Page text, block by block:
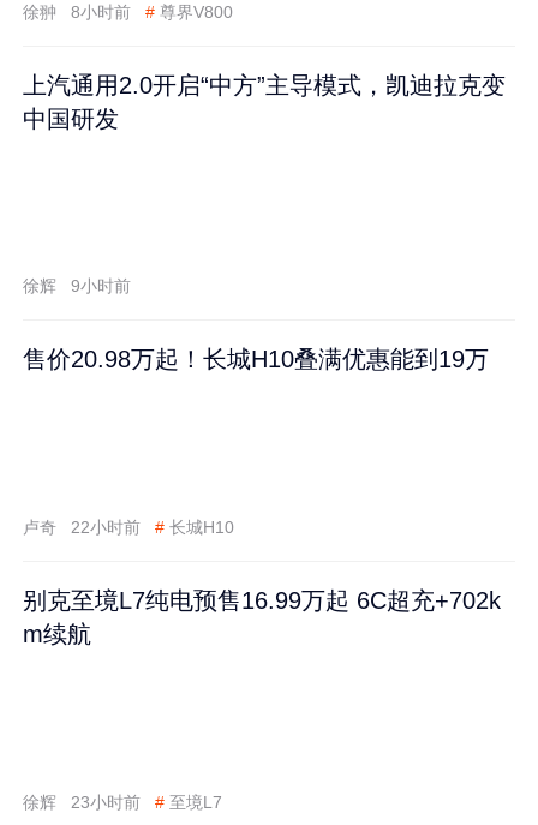
徐翀 8小时前 # 尊界V800
上汽通用2.0开启“中方”主导模式，凯迪拉克变
中国研发
徐辉 9小时前
售价20.98万起！长城H10叠满优惠能到19万
卢奇 22小时前 # 长城H10
别克至境L7纯电预售16.99万起 6C超充+702k
m续航
徐辉 23小时前 # 至境L7